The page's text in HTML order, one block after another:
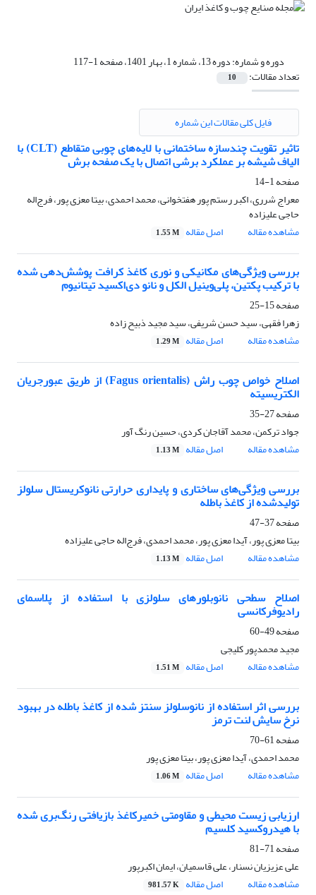
دوره و شماره:دوره 13، شماره 1، بهار 1401، صفحه 1-117
تعداد مقالات: 10
فایل کلی مقالات این شماره
تاثیر تقویت‌ چندسازه ساختمانی با لایه‌های چوبی متقاطع (CLT) با
الیاف شیشه بر عملکرد برشی اتصال با یک صفحه برش
صفحه1-14
معراج شرری، اکبر رستم پور هفتخوانی، محمد احمدی، بیتا معزی پور، فرج‌‌اله
حاجی علیزاده
مشاهده مقاله
اصل مقاله 1.55 M
بررسی ویژگی‌های مکانیکی و نوری کاغذ کرافت پوشش‌دهی شده
با ترکیب پکتین، پلی‌وینیل الکل و نانو دی‌اکسید تیتانیوم
صفحه15-25
زهرا فقهی، سید حسن شریفی، سید مجید ذبیح زاده
مشاهده مقاله
اصل مقاله 1.29 M
اصلاح خواص چوب راش (Fagus orientalis) از طریق عبورجریان
الکتریسیته
صفحه27-35
جواد ترکمن، محمد آقاجان کردی، حسین رنگ آور
مشاهده مقاله
اصل مقاله 1.13 M
بررسی ویژگی‌های ساختاری و پایداری حرارتی نانوکریستال‌ سلولز
تولید‌شده از کاغذ باطله
صفحه37-47
بیتا معزی پور، آیدا معزی پور، محمد احمدی، فرج‌‌اله حاجی علیزاده
مشاهده مقاله
اصل مقاله 1.13 M
اصلاح سطحی نانوبلورهای سلولزی با استفاده از پلاسمای
رادیوفرکانسی
صفحه49-60
مجید محمدپور کلیجی
مشاهده مقاله
اصل مقاله 1.51 M
بررسی اثر استفاده از نانوسلولز سنتز شده از کاغذ باطله در بهبود
نرخ سایش لنت ترمز
صفحه61-70
محمد احمدی، آیدا معزی پور، بیتا معزی پور
مشاهده مقاله
اصل مقاله 1.06 M
ارزیابی زیست محیطی و مقاومتی خمیرکاغذ بازیافتی رنگ‌بری شده
با هیدروکسید کلسیم
صفحه71-81
علی عزیزیان نسنار، علی قاسمیان، ایمان اکبرپور
مشاهده مقاله
اصل مقاله 981.57 K